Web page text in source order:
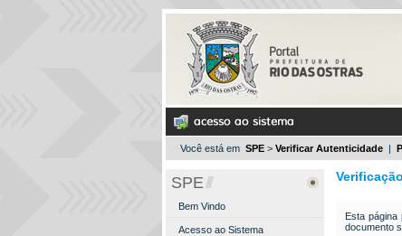
Você está em SPE > Verificar Autenticidade |
SPE
Bem Vindo
Acesso ao Sistema
Esta página
documento